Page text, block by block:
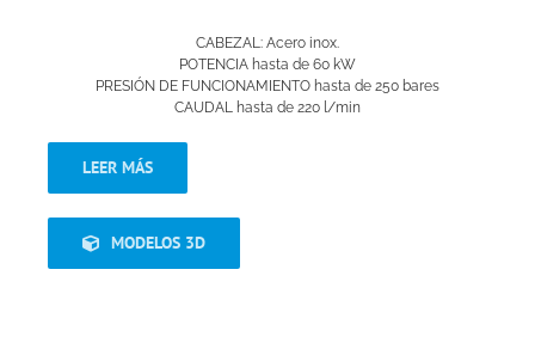
CABEZAL: Acero inox.
POTENCIA hasta de 60 kW
PRESIÓN DE FUNCIONAMIENTO hasta de 250 bares
CAUDAL hasta de 220 l/min
LEER MÁS
MODELOS 3D